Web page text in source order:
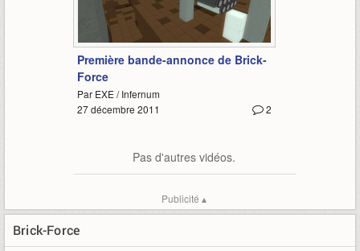
1:18
Première bande-annonce de Brick-
Force
Par EXE / Infernum
2
27 décembre 2011
Pas d'autres vidéos.
Publicité ▴
Brick-Force